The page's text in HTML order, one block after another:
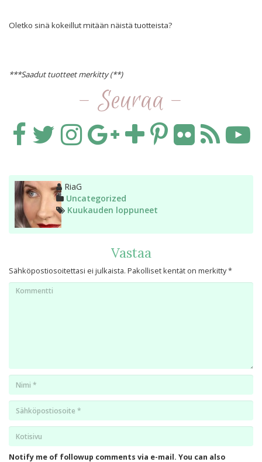
Oletko sinä kokeillut mitään näistä tuotteista?
***Saadut tuotteet merkitty (**)
- Seuraa -
Kirjoittaja
RiaG
Kategoriat
Uncategorized
Avainsanat
Kuukauden loppuneet
Vastaa
Sähköpostiosoitettasi ei julkaista. Pakolliset kentät on merkitty*
Kommentti
Notify me of followup comments via e-mail. You can also